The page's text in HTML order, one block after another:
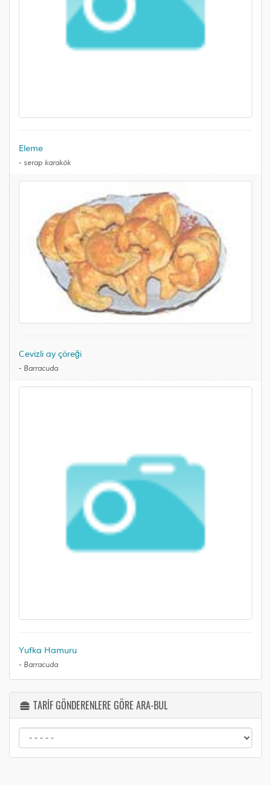
Eleme
- serap karakök
Cevizli ay çöreği
- Barracuda
Yufka Hamuru
- Barracuda
TARİF GÖNDERENLERE GÖRE ARA-BUL